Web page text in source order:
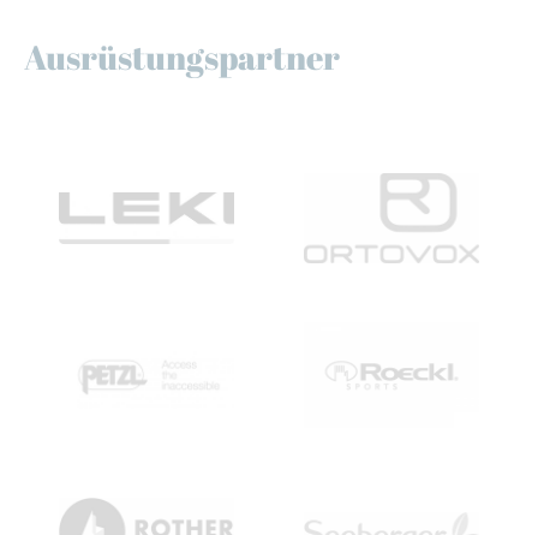
Ausrüstungspartner